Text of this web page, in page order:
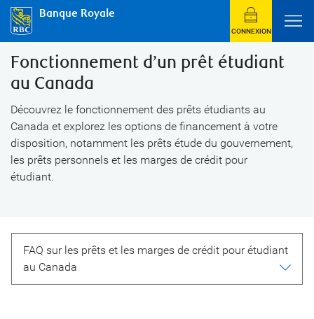
Banque Royale
CONNEXION
Prêt à faire une
demande ?
Communiquez avec un
Fonctionnement d’un prêt étudiant
au Canada
Découvrez le fonctionnement des prêts étudiants au
Canada et explorez les options de financement à votre
disposition, notamment les prêts étude du gouvernement,
les prêts personnels et les marges de crédit pour
étudiant.
FAQ sur les prêts et les marges de crédit pour étudiant
au Canada